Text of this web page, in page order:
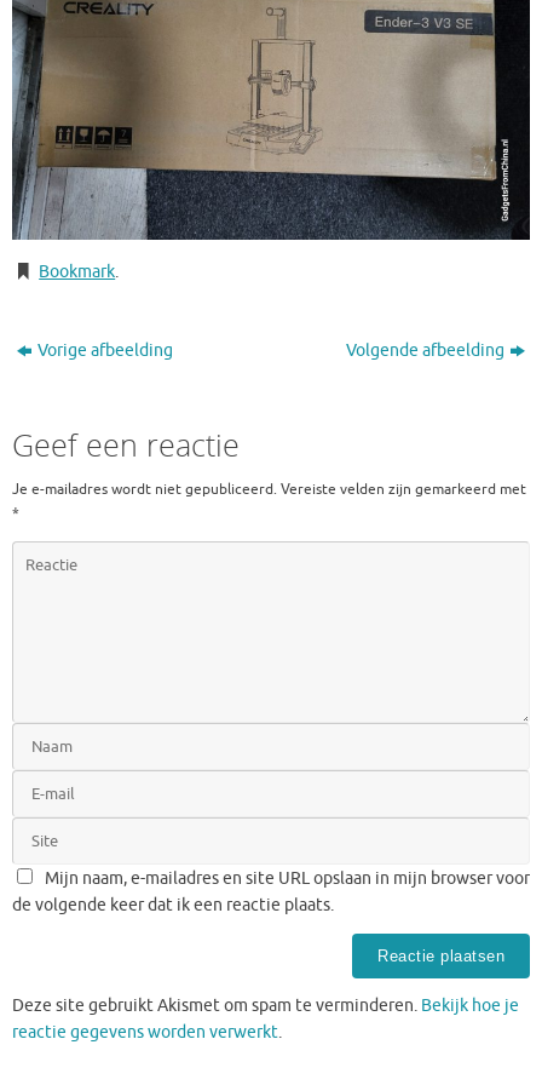
Bookmark.
Vorige afbeelding Volgende afbeelding
Geef een reactie
Je e-mailadres wordt niet gepubliceerd. Vereiste velden zijn gemarkeerd met
*
Mijn naam, e-mailadres en site URL opslaan in mijn browser voor
de volgende keer dat ik een reactie plaats.
Deze site gebruikt Akismet om spam te verminderen. Bekijk hoe je
reactie gegevens worden verwerkt.